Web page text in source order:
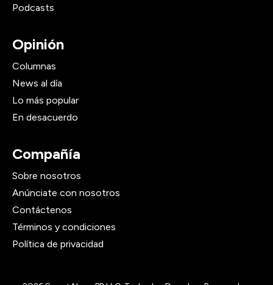
Podcasts
Opinión
Columnas
News al día
Lo más popular
En desacuerdo
Compañía
Sobre nosotros
Anúnciate con nosotros
Contáctenos
Términos y condiciones
Política de privacidad